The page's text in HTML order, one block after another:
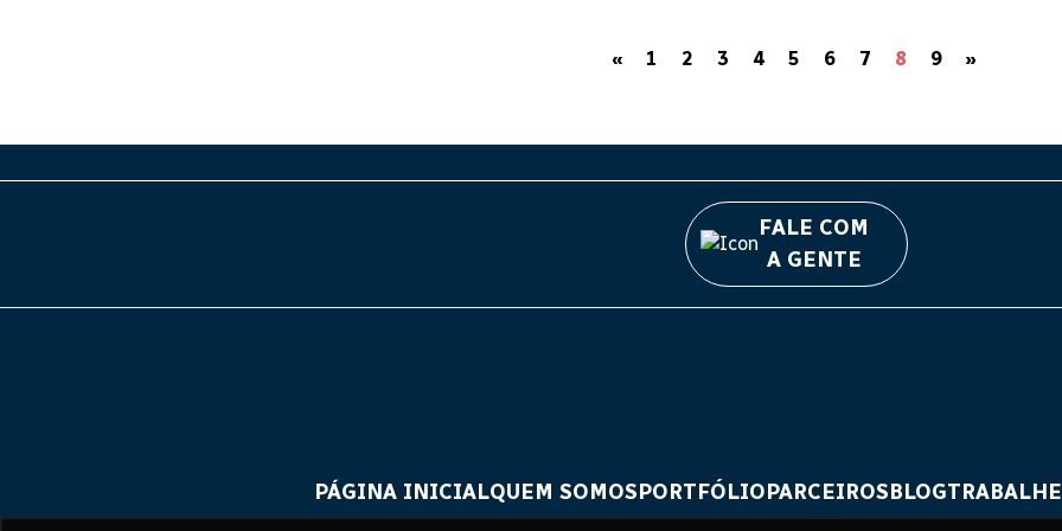
« 1 2 3 4 5 6 7 8 9 »
FALE COM
A GENTE
PÁGINA INICIALQUEM SOMOSPORTFÓLIOPARCEIROSBLOG